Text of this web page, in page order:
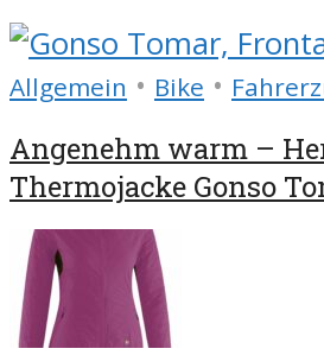
Allgemein • Bike •
Angenehm warm –
Thermojacke Gonso